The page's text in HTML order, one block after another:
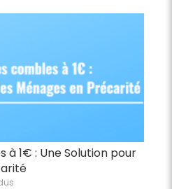
à 1€ : Une Solution pour